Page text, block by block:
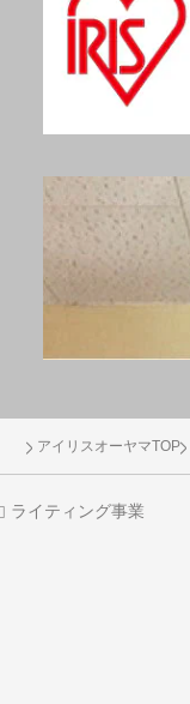
アイリスオーヤマTOP
ライティング事業